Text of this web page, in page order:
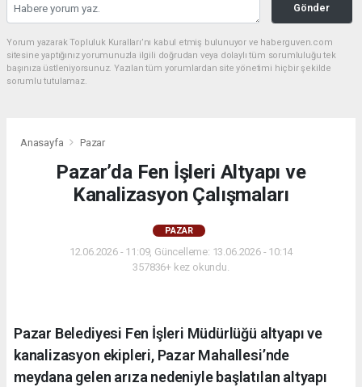
Gönder
Yorum yazarak Topluluk Kuralları’nı kabul etmiş bulunuyor ve haberguven.com
sitesine yaptığınız yorumunuzla ilgili doğrudan veya dolaylı tüm sorumluluğu tek
başınıza üstleniyorsunuz. Yazılan tüm yorumlardan site yönetimi hiçbir şekilde
sorumlu tutulamaz.
Anasayfa Pazar
Pazar’da Fen İşleri Altyapı ve
Kanalizasyon Çalışmaları
PAZAR
12.06.2026 - 11:09, Güncelleme: 13.06.2026 - 10:14
357836+ kez okundu.
Pazar Belediyesi Fen İşleri Müdürlüğü altyapı ve
kanalizasyon ekipleri, Pazar Mahallesi’nde
meydana gelen arıza nedeniyle başlatılan altyapı